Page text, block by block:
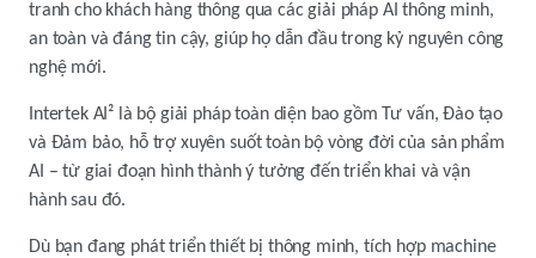
tranh cho khách hàng thông qua các giải pháp AI thông minh,
an toàn và đáng tin cậy, giúp họ dẫn đầu trong kỷ nguyên công
nghệ mới.
Intertek AI² là bộ giải pháp toàn diện bao gồm Tư vấn, Đào tạo
và Đảm bảo, hỗ trợ xuyên suốt toàn bộ vòng đời của sản phẩm
AI – từ giai đoạn hình thành ý tưởng đến triển khai và vận
hành sau đó.
Dù bạn đang phát triển thiết bị thông minh, tích hợp machine